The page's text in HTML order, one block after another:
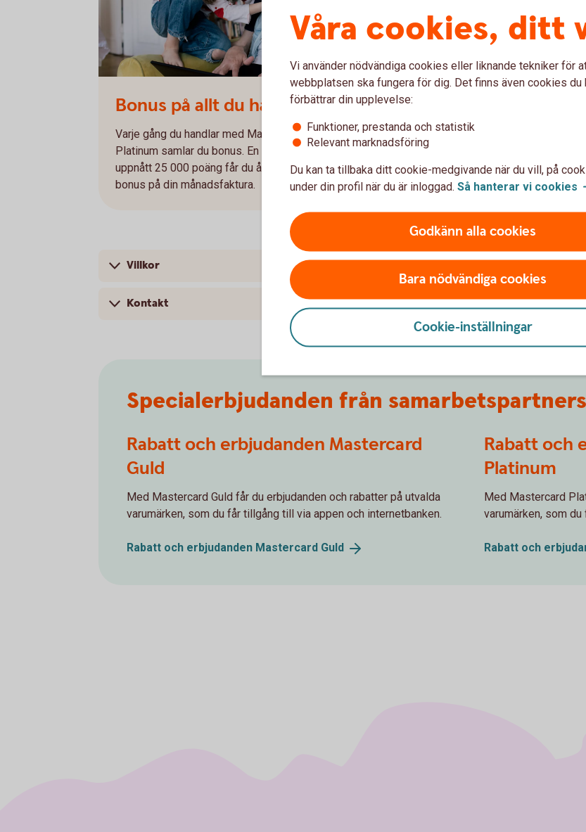
Bonus på allt du handlar
Varje gång du handlar med Mastercard Guld eller Mastercard
Platinum samlar du bonus. En krona motsvarar en poäng. När du
uppnått 25 000 poäng får du återbäring på 100 kronor. Du ser aktuell
bonus på din månadsfaktura.
Preem,
När du tankar
Mastercard
rabatt på bensin,
en återbäring på
Villkor
Kontakt
Specialerbjudanden från samarbetspartners
Rabatt och erbjudanden Mastercard
Guld
Med Mastercard Guld får du erbjudanden och rabatter på utvalda
varumärken, som du får tillgång till via appen och internetbanken.
Rabatt och erbjudanden Mastercard Guld
Rabatt och
Platinum
Med Mastercard
varumärken, som
Rabatt och
Våra cookies, ditt
Vi använder nödvändiga cookies eller liknande tekniker för
webbplatsen ska fungera för dig. Det finns även cookies du
förbättrar din upplevelse:
Funktioner, prestanda och statistik
Relevant marknadsföring
Du kan ta tillbaka ditt cookie-medgivande när du vill, på
under din profil när du är inloggad. Så hanterar vi cookies
Godkänn alla cookies
Bara nödvändiga cookies
Cookie-inställningar